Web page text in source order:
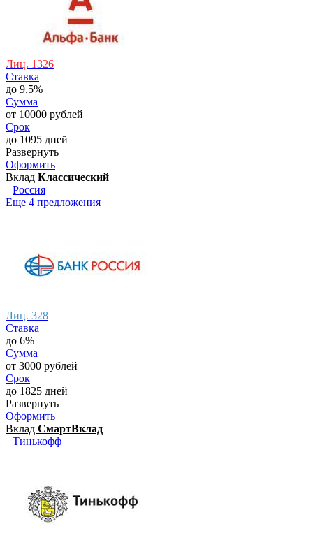
Лиц. 1326
Ставка
до 9.5%
Сумма
от 10000 рублей
Срок
до 1095 дней
Развернуть
Оформить
Вклад Классический
Россия
Еще 4 предложения
Лиц. 328
Ставка
до 6%
Сумма
от 3000 рублей
Срок
до 1825 дней
Развернуть
Оформить
Вклад СмартВклад
Тинькофф